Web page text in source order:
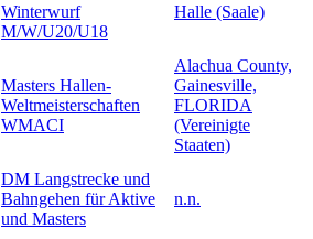
Winterwurf
M/W/U20/U18
Halle (Saale)
Masters Hallen-
Weltmeisterschaften
WMACI
Alachua County,
Gainesville,
FLORIDA
(Vereinigte
Staaten)
DM Langstrecke und
Bahngehen für Aktive
und Masters
n.n.